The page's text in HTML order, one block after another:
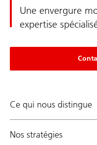
Une envergure
expertise
Ce qui nous distingue
Nos stratégies